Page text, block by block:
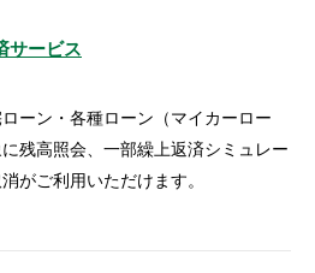
サービス
ーン・各種ローン（マイカーロー
残高照会、一部繰上返済シミュレー
がご利用いただけます。